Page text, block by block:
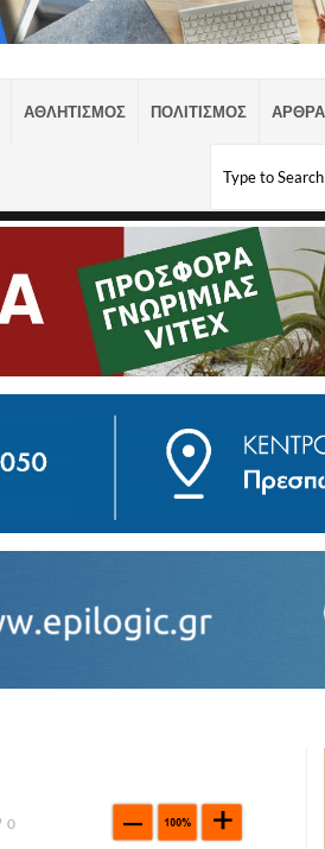
ΑΘΛΗΤΙΣΜΟΣ ΠΟΛΙΤΙΣΜΟΣ ΑΡΘΡΑ
0